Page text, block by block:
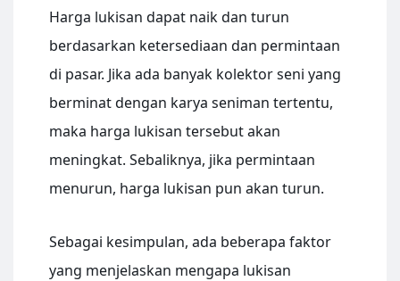
Harga lukisan dapat naik dan turun
berdasarkan ketersediaan dan permintaan
di pasar. Jika ada banyak kolektor seni yang
berminat dengan karya seniman tertentu,
maka harga lukisan tersebut akan
meningkat. Sebaliknya, jika permintaan
menurun, harga lukisan pun akan turun.
Sebagai kesimpulan, ada beberapa faktor
yang menjelaskan mengapa lukisan